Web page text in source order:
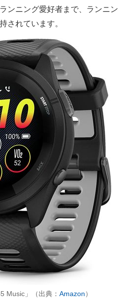
ンニング愛好者まで、ランニン
されています。
Music」（出典： Amazon）